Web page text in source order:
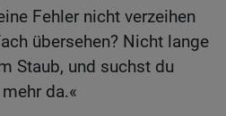
Fehler nicht verzeihen
übersehen? Nicht lange
Staub, und suchst du
da.«